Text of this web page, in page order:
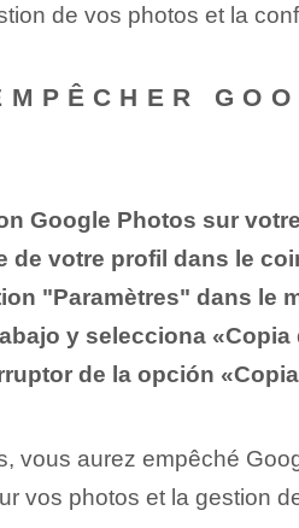
de vos photos et la
Google Photos sur
de votre profil dans le
"Paramètres" dans le
y selecciona
de la opción
vous aurez empêché
vos photos et la gestion